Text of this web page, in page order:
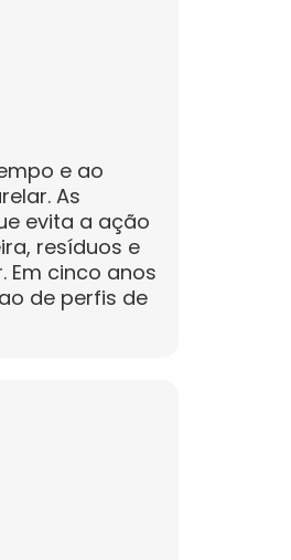
e ao
As
evita a ação
resíduos e
Em cinco anos
de perfis de